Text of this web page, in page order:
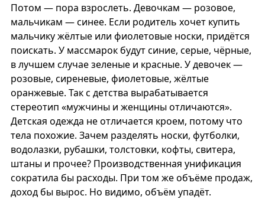
Потом — пора взрослеть. Девочкам — розовое,
мальчикам — синее. Если родитель хочет купить
мальчику жёлтые или фиолетовые носки, придётся
поискать. У массмарок будут синие, серые, чёрные,
в лучшем случае зеленые и красные. У девочек —
розовые, сиреневые, фиолетовые, жёлтые
оранжевые. Так с детства вырабатывается
стереотип «мужчины и женщины отличаются».
Детская одежда не отличается кроем, потому что
тела похожие. Зачем разделять носки, футболки,
водолазки, рубашки, толстовки, кофты, свитера,
штаны и прочее? Производственная унификация
сократила бы расходы. При том же объёме продаж,
доход бы вырос. Но видимо, объём упадёт.